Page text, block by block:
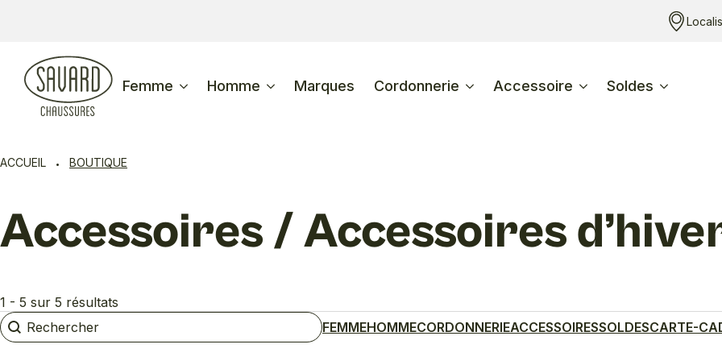
Femme Homme Marques Cordonnerie Accessoire Soldes
ACCUEIL BOUTIQUE
Accessoires / Accessoires
1 - 5 sur 5 résultats
Rechercher
Rechercher FEMMEHOMMECORDONNERIEACCESSOIRESSOLDESCARTE-